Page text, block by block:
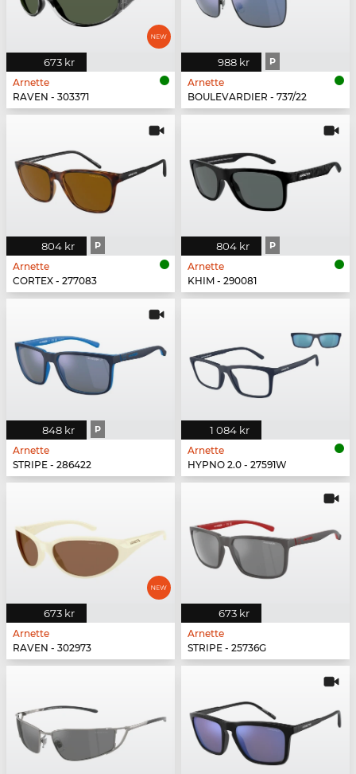
673 kr
Arnette
RAVEN - 303371
988 kr P
Arnette
BOULEVARDIER - 737/22
804 kr P
Arnette
CORTEX - 277083
804 kr P
Arnette
KHIM - 290081
848 kr P
Arnette
STRIPE - 286422
1 084 kr
Arnette
HYPNO 2.0 - 27591W
673 kr
Arnette
RAVEN - 302973
673 kr
Arnette
STRIPE - 25736G